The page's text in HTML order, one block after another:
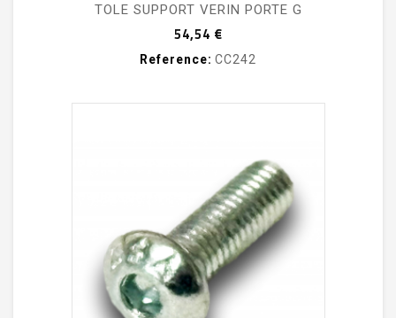
TOLE SUPPORT VERIN PORTE G
54,54 €Prix
Reference: CC242